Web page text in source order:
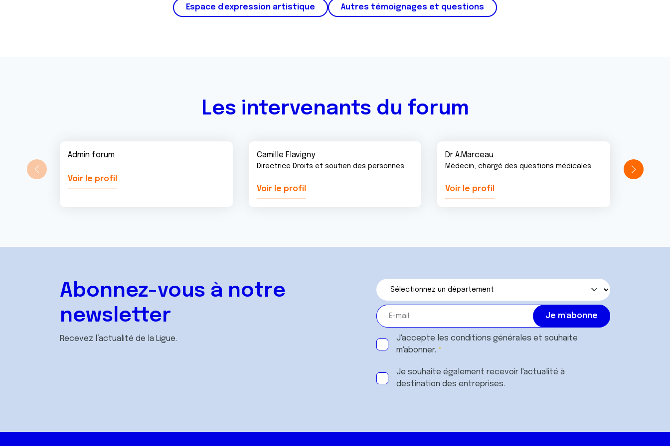
Espace d'expression artistique Autres témoignages et questions
Les intervenants du forum
Admin forum
Voir le profil
Camille Flavigny
Directrice Droits et soutien des personnes
Voir le profil
Dr A.Marceau
Médecin, chargé des questions médicales
Voir le profil
Abonnez-vous à notre
newsletter
Recevez l’actualité de la Ligue. J'accepte les conditions générales et souhaite
m'abonner.
Je souhaite également recevoir l'actualité à
destination des entreprises.